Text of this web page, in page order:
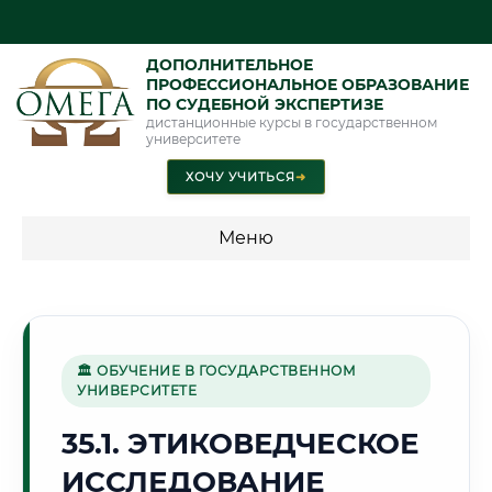
ДОПОЛНИТЕЛЬНОЕ
ПРОФЕССИОНАЛЬНОЕ ОБРАЗОВАНИЕ
ПО СУДЕБНОЙ ЭКСПЕРТИЗЕ
дистанционные курсы в государственном
университете
ХОЧУ УЧИТЬСЯ➜
Меню
специальности"
Стоимость по программам обучения "Судебная экспертиза"
Стоимость по программам обучения "Экспертиза"
🏛 ОБУЧЕНИЕ В ГОСУДАРСТВЕННОМ
УНИВЕРСИТЕТЕ
35.1. ЭТИКОВЕДЧЕСКОЕ
ИССЛЕДОВАНИЕ